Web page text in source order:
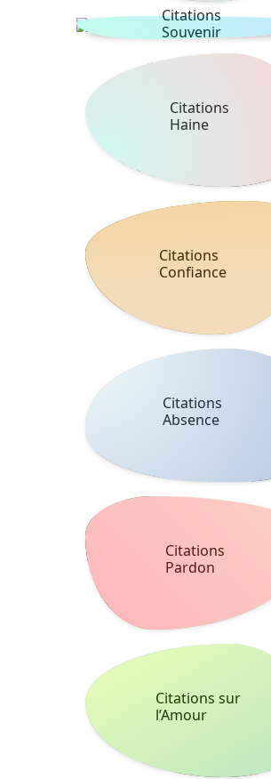
Citations
Souvenir
Citations
Haine
Citations
Confiance
Citations
Absence
Citations
Pardon
Citations sur
l’Amour